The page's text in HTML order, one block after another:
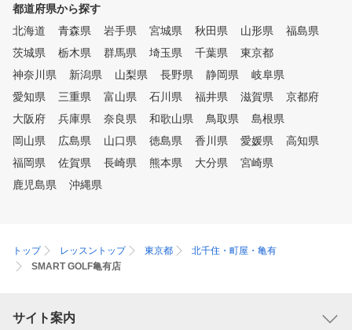
都道府県から探す
北海道
青森県 岩手県 宮城県 秋田県 山形県
福島県
茨城県
栃木県 群馬県 埼玉県 千葉県
東京都
神奈川県
新潟県 山梨県 長野県 静岡県
岐阜県
愛知県
三重県 富山県 石川県 福井県 滋賀県
京都府
大阪府
兵庫県 奈良県 和歌山県 鳥取県
島根県
岡山県
広島県 山口県 徳島県 香川県 愛媛県
高知県
福岡県
佐賀県 長崎県 熊本県 大分県
宮崎県
鹿児島県
沖縄県
トップ レッスントップ 東京都
北千住・町屋・亀有
SMART GOLF亀有店
サイト案内